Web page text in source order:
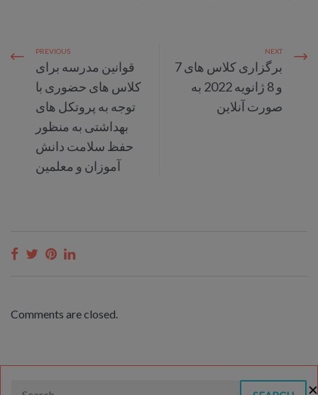
PREVIOUS
قوانین مدرسه برای
کلاس های حضوری با
توجه به پروتکل های
بهداشتی به منظور
حفظ سلامت دانش
آموزان و معلمین
NEXT
برگزاری کلاس های 7
و 8 ژانویه 2022 به
صورت آنلاین
Comments are closed.
✕